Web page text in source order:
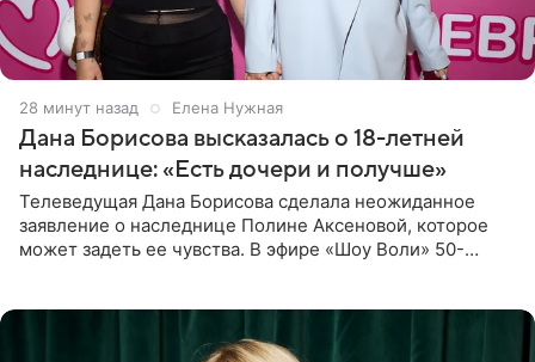
28 минут назад Елена Нужная
Дана Борисова высказалась о 18-летней
наследнице: «Есть дочери и получше»
Телеведущая Дана Борисова сделала неожиданное
заявление о наследнице Полине Аксеновой, которое
может задеть ее чувства. В эфире «Шоу Воли» 50-